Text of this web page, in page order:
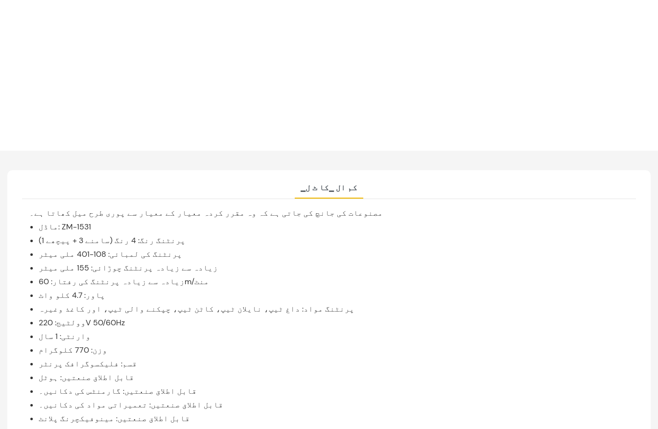
▁کم ال ▁کا ٹ ل
مصنوعات کی جانچ کی جاتی ہے کہ وہ مقرر کردہ معیار کے معیار سے پوری طرح میل کھاتا ہے۔
ماڈل: ZM-1531
پرنٹنگ رنگ: 4 رنگ (سامنے 3 + پیچھے 1)
پرنٹنگ کی لمبائی: 108-401 ملی میٹر
زیادہ سے زیادہ پرنٹنگ چوڑائی: 155 ملی میٹر
زیادہ سے زیادہ پرنٹنگ کی رفتار: 60m/منٹ
پاور: 4.7 کلو واٹ
پرنٹنگ مواد: داغ ٹیپ، نایلان ٹیپ، کاٹن ٹیپ، چپکنے والی ٹیپ، اور کاغذ وغیرہ
وولٹیج: 220V 50/60Hz
وارنٹی: 1 سال
وزن: 770 کلوگرام
قسم: فلیکسوگرافک پرنٹر
قابل اطلاق صنعتیں: ہوٹل
قابل اطلاق صنعتیں: گارمنٹس کی دکانیں۔
قابل اطلاق صنعتیں: تعمیراتی مواد کی دکانیں۔
قابل اطلاق صنعتیں: مینوفیکچرنگ پلانٹ